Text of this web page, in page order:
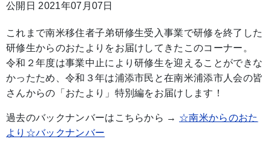
公開日 2021年07月07日
これまで南米移住者子弟研修生受入事業で研修を終了した
研修生からのおたよりをお届けしてきたこのコーナー。
令和２年度は事業中止により研修生を迎えることができな
かったため、令和３年は浦添市民と在南米浦添市人会の皆
さんからの「おたより」特別編をお届けします！
過去のバックナンバーはこちらから → ☆南米からのおた
より☆バックナンバー